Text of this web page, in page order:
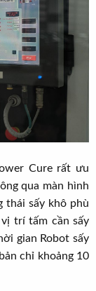
Cure rất ưu
qua màn hình
thái sấy khô phù
trí tấm cần sấy
gian Robot sấy
chỉ khoảng 10